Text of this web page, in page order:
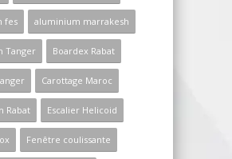
fes aluminium marrakesh
Tanger Boardex Rabat
Carottage Maroc
Rabat Escalier Helicoid
Fenêtre coulissante